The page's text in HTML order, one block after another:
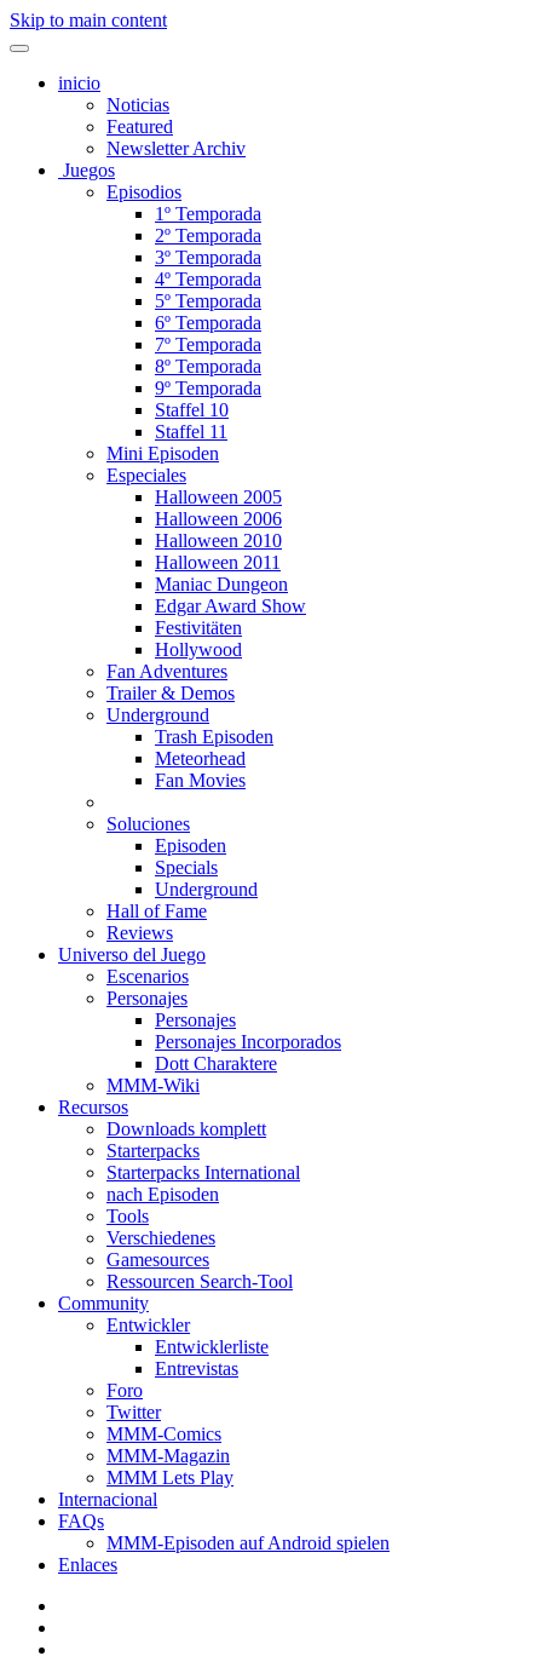
Skip to main content
inicio
Noticias
Featured
Newsletter Archiv
Juegos
Episodios
1º Temporada
2º Temporada
3º Temporada
4º Temporada
5º Temporada
6º Temporada
7º Temporada
8º Temporada
9º Temporada
Staffel 10
Staffel 11
Mini Episoden
Especiales
Halloween 2005
Halloween 2006
Halloween 2010
Halloween 2011
Maniac Dungeon
Edgar Award Show
Festivitäten
Hollywood
Fan Adventures
Trailer & Demos
Underground
Trash Episoden
Meteorhead
Fan Movies
Soluciones
Episoden
Specials
Underground
Hall of Fame
Reviews
Universo del Juego
Escenarios
Personajes
Personajes
Personajes Incorporados
Dott Charaktere
MMM-Wiki
Recursos
Downloads komplett
Starterpacks
Starterpacks International
nach Episoden
Tools
Verschiedenes
Gamesources
Ressourcen Search-Tool
Community
Entwickler
Entwicklerliste
Entrevistas
Foro
Twitter
MMM-Comics
MMM-Magazin
MMM Lets Play
Internacional
FAQs
MMM-Episoden auf Android spielen
Enlaces